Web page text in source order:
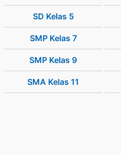
SD Kelas 5
SMP Kelas 7
SMP Kelas 9
SMA Kelas 11